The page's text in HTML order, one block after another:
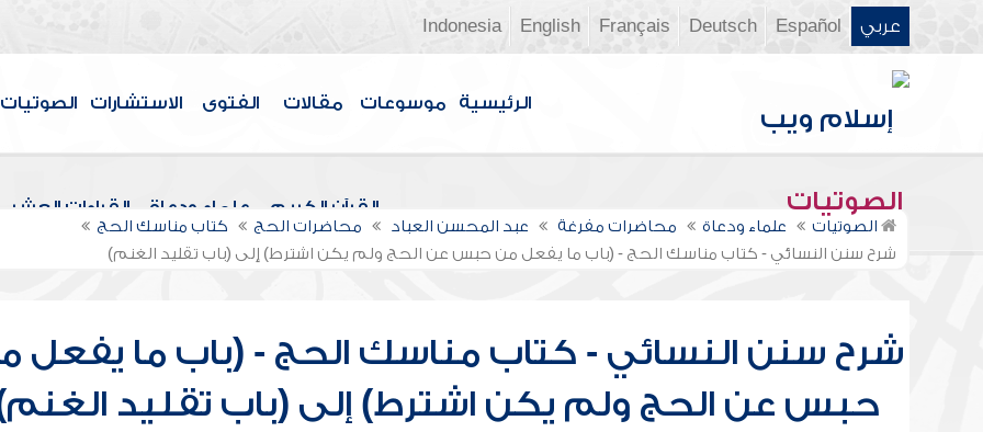
عربي Español
Deutsch
Français
English
Indonesia
الرئيسية موسوعات مقالات الفتوى الاستشارات الصوتيات
الصوتيات القرآن الكريم علماء ودعاة القراءات العشر
الصوتيات علماء ودعاة محاضرات مفرغة عبد المحسن العباد محاضرات الحج
كتاب مناسك الحج
شرح سنن النسائي - كتاب مناسك الحج - (باب ما يفعل من حبس عن الحج ولم يكن اشترط) إلى (باب تقليد الغنم)
شرح سنن النسائي - كتاب مناسك الحج - (باب ما يفعل
حبس عن الحج ولم يكن اشترط) إلى (باب تقليد